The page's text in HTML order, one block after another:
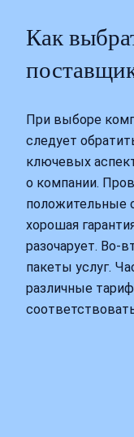
Как
При выборе
следует
ключевых
о компании.
положительные
хорошая
разочарует. Во-
пакеты услуг.
различные